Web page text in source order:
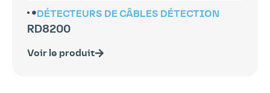
DÉTECTEURS DE CÂBLES DÉTECTION
RD8200
Voir le produit